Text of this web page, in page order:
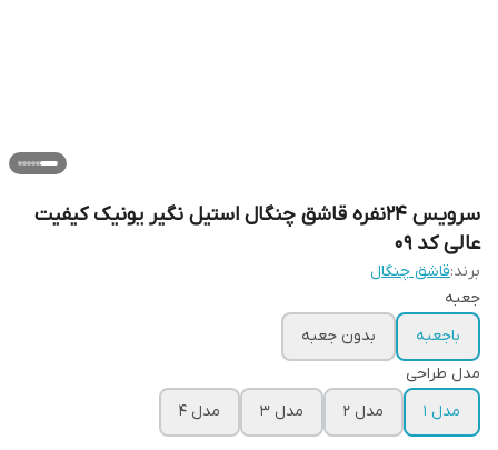
سرویس 24نفره قاشق چنگال استیل نگیر یونیک کیفیت
عالی کد 09
برند:قاشق چنگال
جعبه
باجعبه
بدون جعبه
مدل طراحی
مدل ۱
مدل ۲ مدل ۳ مدل ۴